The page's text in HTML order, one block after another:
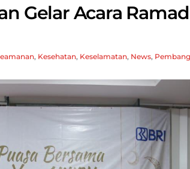
Gelar Acara
, Kesehatan, Keselamatan, News,